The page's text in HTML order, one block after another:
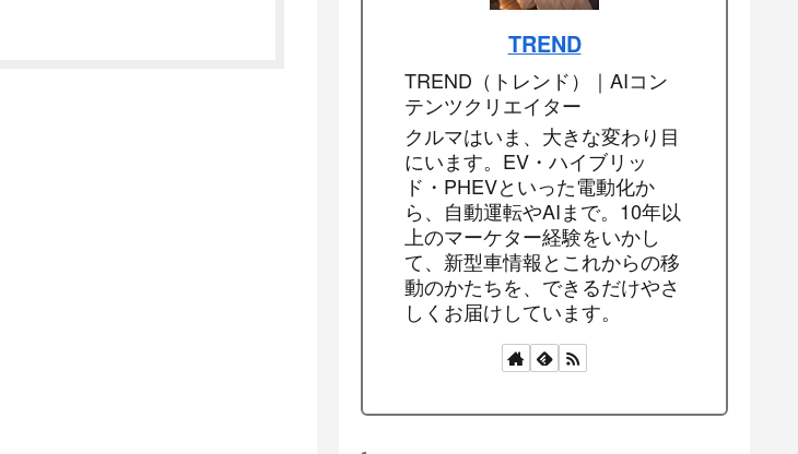
TREND
TREND（トレンド）｜AIコン
テンツクリエイター
クルマはいま、大きな変わり目
にいます。EV・ハイブリッ
ド・PHEVといった電動化か
ら、自動運転やAIまで。10年以
上のマーケター経験をいかし
て、新型車情報とこれからの移
動のかたちを、できるだけやさ
しくお届けしています。